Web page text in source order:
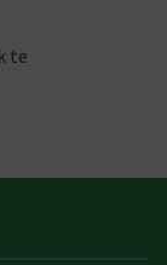
te